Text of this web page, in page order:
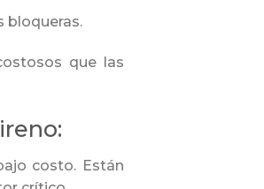
bloqueras.
que las
costo. Están